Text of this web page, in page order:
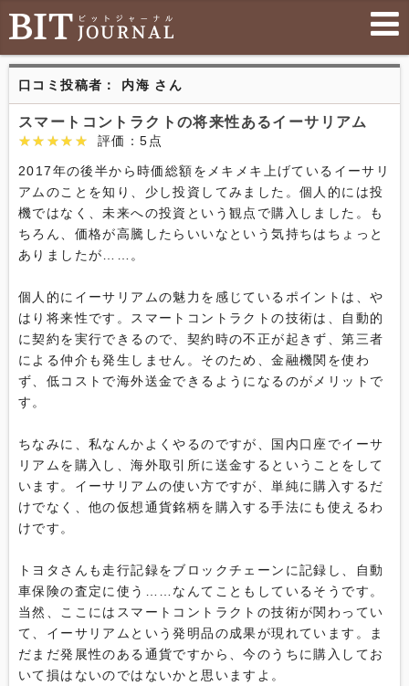
口コミ投稿者： 内海 さん
スマートコントラクトの将来性あるイーサリアム
★★★★★
★★★★★ 評価：5点
2017年の後半から時価総額をメキメキ上げているイーサリ
アムのことを知り、少し投資してみました。個人的には投
機ではなく、未来への投資という観点で購入しました。も
ちろん、価格が高騰したらいいなという気持ちはちょっと
ありましたが……。
個人的にイーサリアムの魅力を感じているポイントは、や
はり将来性です。スマートコントラクトの技術は、自動的
に契約を実行できるので、契約時の不正が起きず、第三者
による仲介も発生しません。そのため、金融機関を使わ
ず、低コストで海外送金できるようになるのがメリットで
す。
ちなみに、私なんかよくやるのですが、国内口座でイーサ
リアムを購入し、海外取引所に送金するということをして
います。イーサリアムの使い方ですが、単純に購入するだ
けでなく、他の仮想通貨銘柄を購入する手法にも使えるわ
けです。
トヨタさんも走行記録をブロックチェーンに記録し、自動
車保険の査定に使う……なんてこともしているそうです。
当然、ここにはスマートコントラクトの技術が関わってい
て、イーサリアムという発明品の成果が現れています。ま
だまだ発展性のある通貨ですから、今のうちに購入してお
いて損はないのではないかと思いますよ。